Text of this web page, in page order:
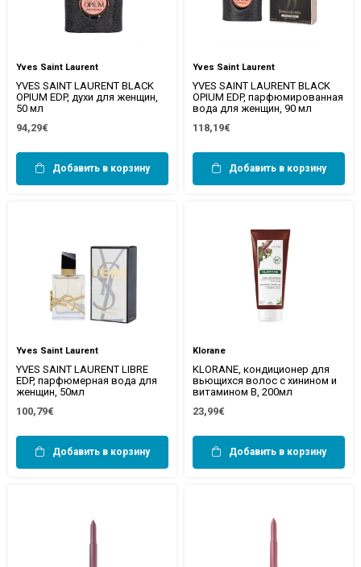
Yves Saint Laurent
YVES SAINT LAURENT BLACK
OPIUM EDP, духи для женщин,
50 мл
94,29€
Добавить в корзину
Yves Saint Laurent
YVES SAINT LAURENT BLACK
OPIUM EDP, парфюмированная
вода для женщин, 90 мл
118,19€
Добавить в корзину
Yves Saint Laurent
YVES SAINT LAURENT LIBRE
EDP, парфюмерная вода для
женщин, 50мл
100,79€
Добавить в корзину
Klorane
KLORANE, кондиционер для
вьющихся волос с хинином и
витамином B, 200мл
23,99€
Добавить в корзину